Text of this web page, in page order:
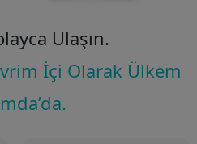
Ulaşın.
İçi Olarak Ülkem